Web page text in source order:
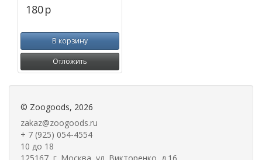
180p
В корзину
Отложить
© Zoogoods, 2026
zakaz@zoogoods.ru
+ 7 (925) 054-4554
10 до 18